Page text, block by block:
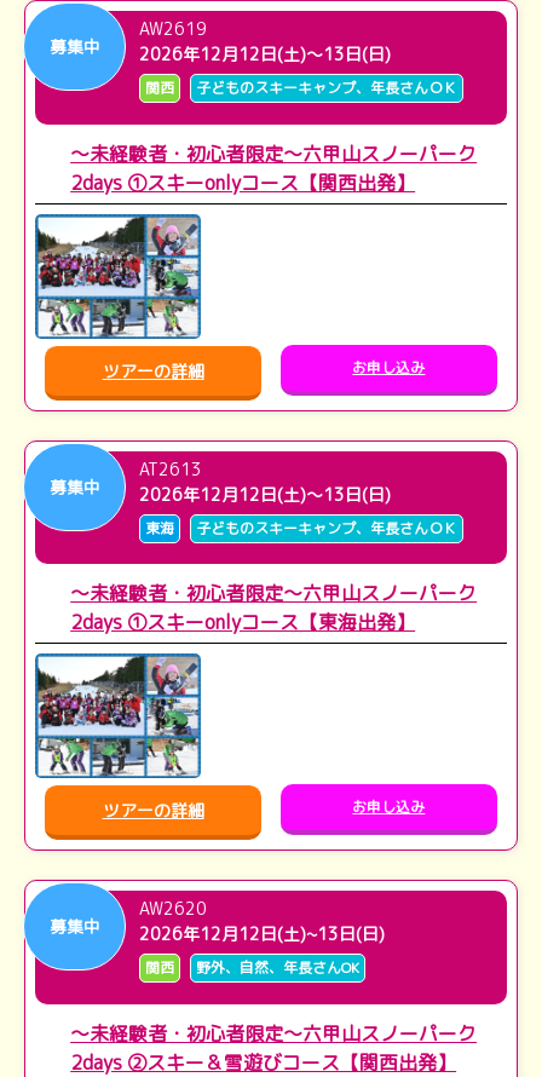
募集中
AW2619
2026年12月12日(土)～13日(日)
関西 子どものスキーキャンプ、年長さんＯＫ
～未経験者・初心者限定～六甲山スノーパーク
2days ①スキーonlyコース【関西出発】
ツアーの詳細 お申し込み
募集中
AT2613
2026年12月12日(土)～13日(日)
東海 子どものスキーキャンプ、年長さんＯＫ
～未経験者・初心者限定～六甲山スノーパーク
2days ①スキーonlyコース【東海出発】
ツアーの詳細 お申し込み
募集中
AW2620
2026年12月12日(土)~13日(日)
関西 野外、自然、年長さんOK
～未経験者・初心者限定～六甲山スノーパーク
2days ②スキー＆雪遊びコース【関西出発】